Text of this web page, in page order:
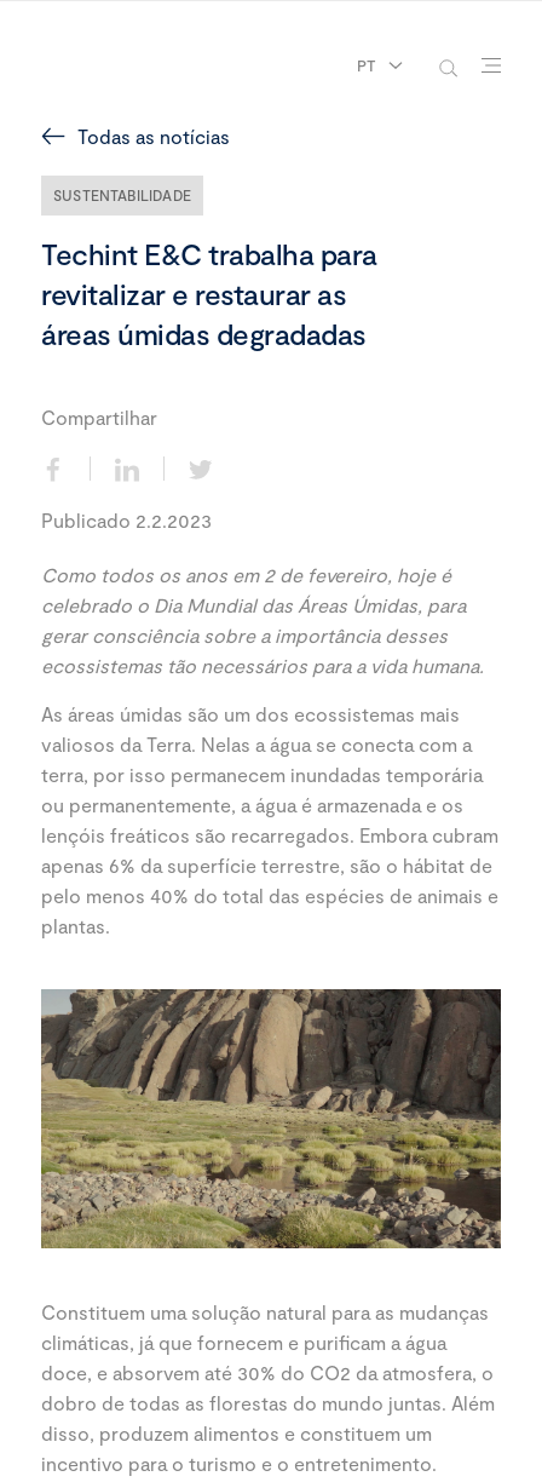
PT
Todas as notícias
SUSTENTABILIDADE
Techint E&C trabalha para
revitalizar e restaurar as
áreas úmidas degradadas
Compartilhar
Publicado 2.2.2023
Como todos os anos em 2 de fevereiro, hoje é
celebrado o Dia Mundial das Áreas Úmidas, para
gerar consciência sobre a importância desses
ecossistemas tão necessários para a vida humana.
As áreas úmidas são um dos ecossistemas mais
valiosos da Terra. Nelas a água se conecta com a
terra, por isso permanecem inundadas temporária
ou permanentemente, a água é armazenada e os
lençóis freáticos são recarregados. Embora cubram
apenas 6% da superfície terrestre, são o hábitat de
pelo menos 40% do total das espécies de animais e
plantas.
Constituem uma solução natural para as mudanças
climáticas, já que fornecem e purificam a água
doce, e absorvem até 30% do CO2 da atmosfera, o
dobro de todas as florestas do mundo juntas. Além
disso, produzem alimentos e constituem um
incentivo para o turismo e o entretenimento.